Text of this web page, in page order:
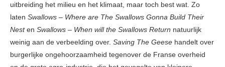
uitbreiding het milieu en het klimaat, maar toch best wat. Zo
laten Swallows – Where are The Swallows Gonna Build Their
Nesten Swallows – When will the Swallows Return natuurlijk
weinig aan de verbeelding over. Saving The Geese handelt over
burgerlijke ongehoorzaamheid tegenover de Franse overheid